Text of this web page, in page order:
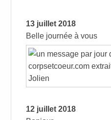
13 juillet 2018
Belle journée à vous
12 juillet 2018